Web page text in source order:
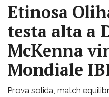
Etinosa
testa alta a
McKenna
Mondiale
Prova solida, match